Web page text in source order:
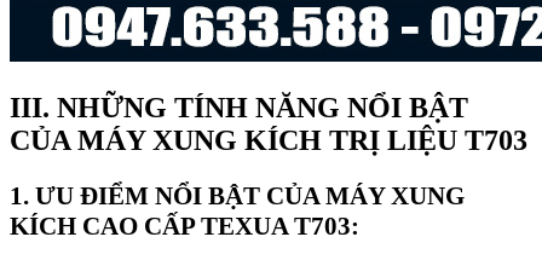
III. NHỮNG TÍNH NĂNG NỔI BẬT
CỦA MÁY XUNG KÍCH TRỊ LIỆU T703
1. ƯU ĐIỂM NỔI BẬT CỦA MÁY XUNG
KÍCH CAO CẤP TEXUA T703: